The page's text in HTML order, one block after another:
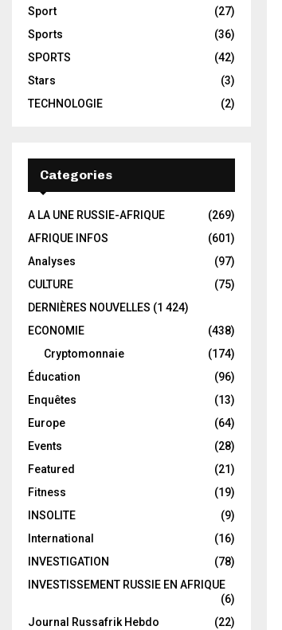
Sport
(27)
Sports
(36)
SPORTS
(42)
Stars
(3)
TECHNOLOGIE
(2)
Categories
A LA UNE RUSSIE-AFRIQUE
(269)
AFRIQUE INFOS
(601)
Analyses
(97)
CULTURE
(75)
DERNIÈRES NOUVELLES (1 424)
ECONOMIE
(438)
Cryptomonnaie
(174)
Éducation
(96)
Enquêtes
(13)
Europe
(64)
Events
(28)
Featured
(21)
Fitness
(19)
INSOLITE
(9)
International
(16)
INVESTIGATION
(78)
INVESTISSEMENT RUSSIE EN AFRIQUE
(6)
Journal Russafrik Hebdo
(22)